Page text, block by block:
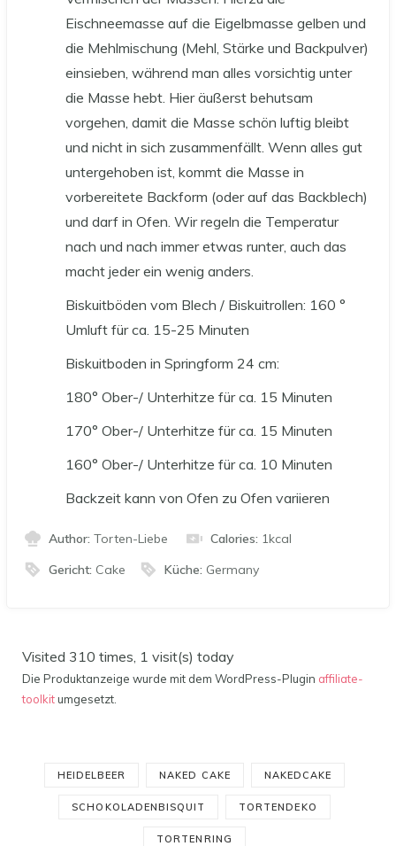
Eischneemasse auf die Eigelbmasse gelben und
die Mehlmischung (Mehl, Stärke und Backpulver)
einsieben, während man alles vorsichtig unter
die Masse hebt. Hier äußerst behutsam
vorgehen, damit die Masse schön luftig bleibt
und nicht in sich zusammenfällt. Wenn alles gut
untergehoben ist, kommt die Masse in
vorbereitete Backform (oder auf das Backblech)
und darf in Ofen. Wir regeln die Temperatur
nach und nach immer etwas runter, auch das
macht jeder ein wenig anders.
Biskuitböden vom Blech / Biskuitrollen: 160 °
Umluft für ca. 15-25 Minuten
Biskuitboden in Springform 24 cm:
180° Ober-/ Unterhitze für ca. 15 Minuten
170° Ober-/ Unterhitze für ca. 15 Minuten
160° Ober-/ Unterhitze für ca. 10 Minuten
Backzeit kann von Ofen zu Ofen variieren
Author:Torten-Liebe Calories: 1kcal
Gericht: Cake Küche: Germany
Visited 310 times, 1 visit(s) today
Die Produktanzeige wurde mit dem WordPress-Plugin affiliate-
toolkitumgesetzt.
HEIDELBEER NAKED CAKE NAKEDCAKE
SCHOKOLADENBISQUIT TORTENDEKO
TORTENRING